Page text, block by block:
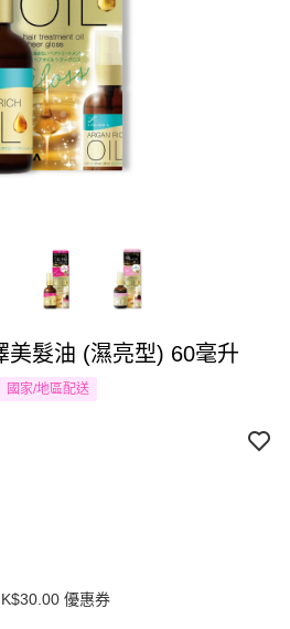
美髮油 (濕亮型) 60毫升
國家/地區配送
優惠券